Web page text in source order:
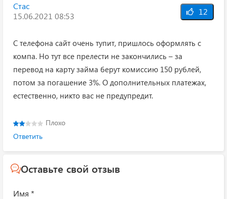
Стас
15.06.2021 08:53
12
С телефона сайт очень тупит, пришлось оформлять с
компа. Но тут все прелести не закончились – за
перевод на карту займа берут комиссию 150 рублей,
потом за погашение 3%. О дополнительных платежах,
естественно, никто вас не предупредит.
Плохо
Ответить
Оставьте свой отзыв
Имя *